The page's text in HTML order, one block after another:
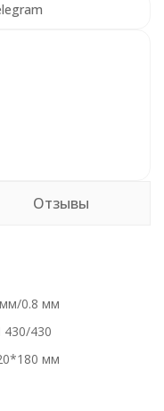
Отзывы
0.8 мм
430/430
мм